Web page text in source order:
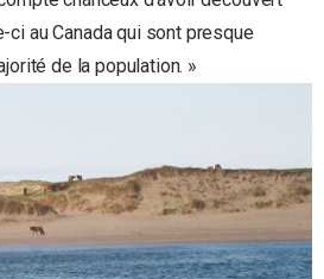
au Canada qui sont presque
de la population. »